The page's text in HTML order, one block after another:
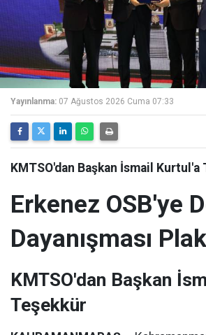
Yayınlanma: 07 Ağustos 2026 Cuma 07:33
KMTSO'dan Başkan İsmail Kurtul'a
Erkenez OSB'ye
Dayanışması
KMTSO'dan Başkan
Teşekkür